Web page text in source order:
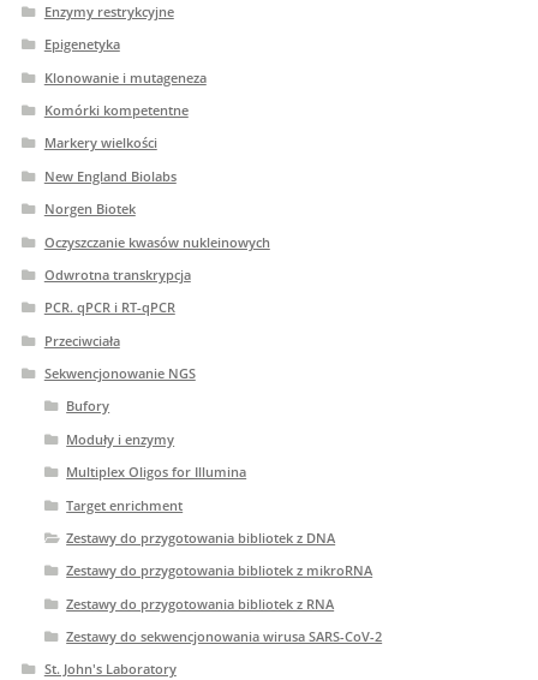
Enzymy restrykcyjne
Epigenetyka
Klonowanie i mutageneza
Komórki kompetentne
Markery wielkości
New England Biolabs
Norgen Biotek
Oczyszczanie kwasów nukleinowych
Odwrotna transkrypcja
PCR. qPCR i RT-qPCR
Przeciwciała
Sekwencjonowanie NGS
Bufory
Moduły i enzymy
Multiplex Oligos for Illumina
Target enrichment
Zestawy do przygotowania bibliotek z DNA
Zestawy do przygotowania bibliotek z mikroRNA
Zestawy do przygotowania bibliotek z RNA
Zestawy do sekwencjonowania wirusa SARS-CoV-2
St. John's Laboratory